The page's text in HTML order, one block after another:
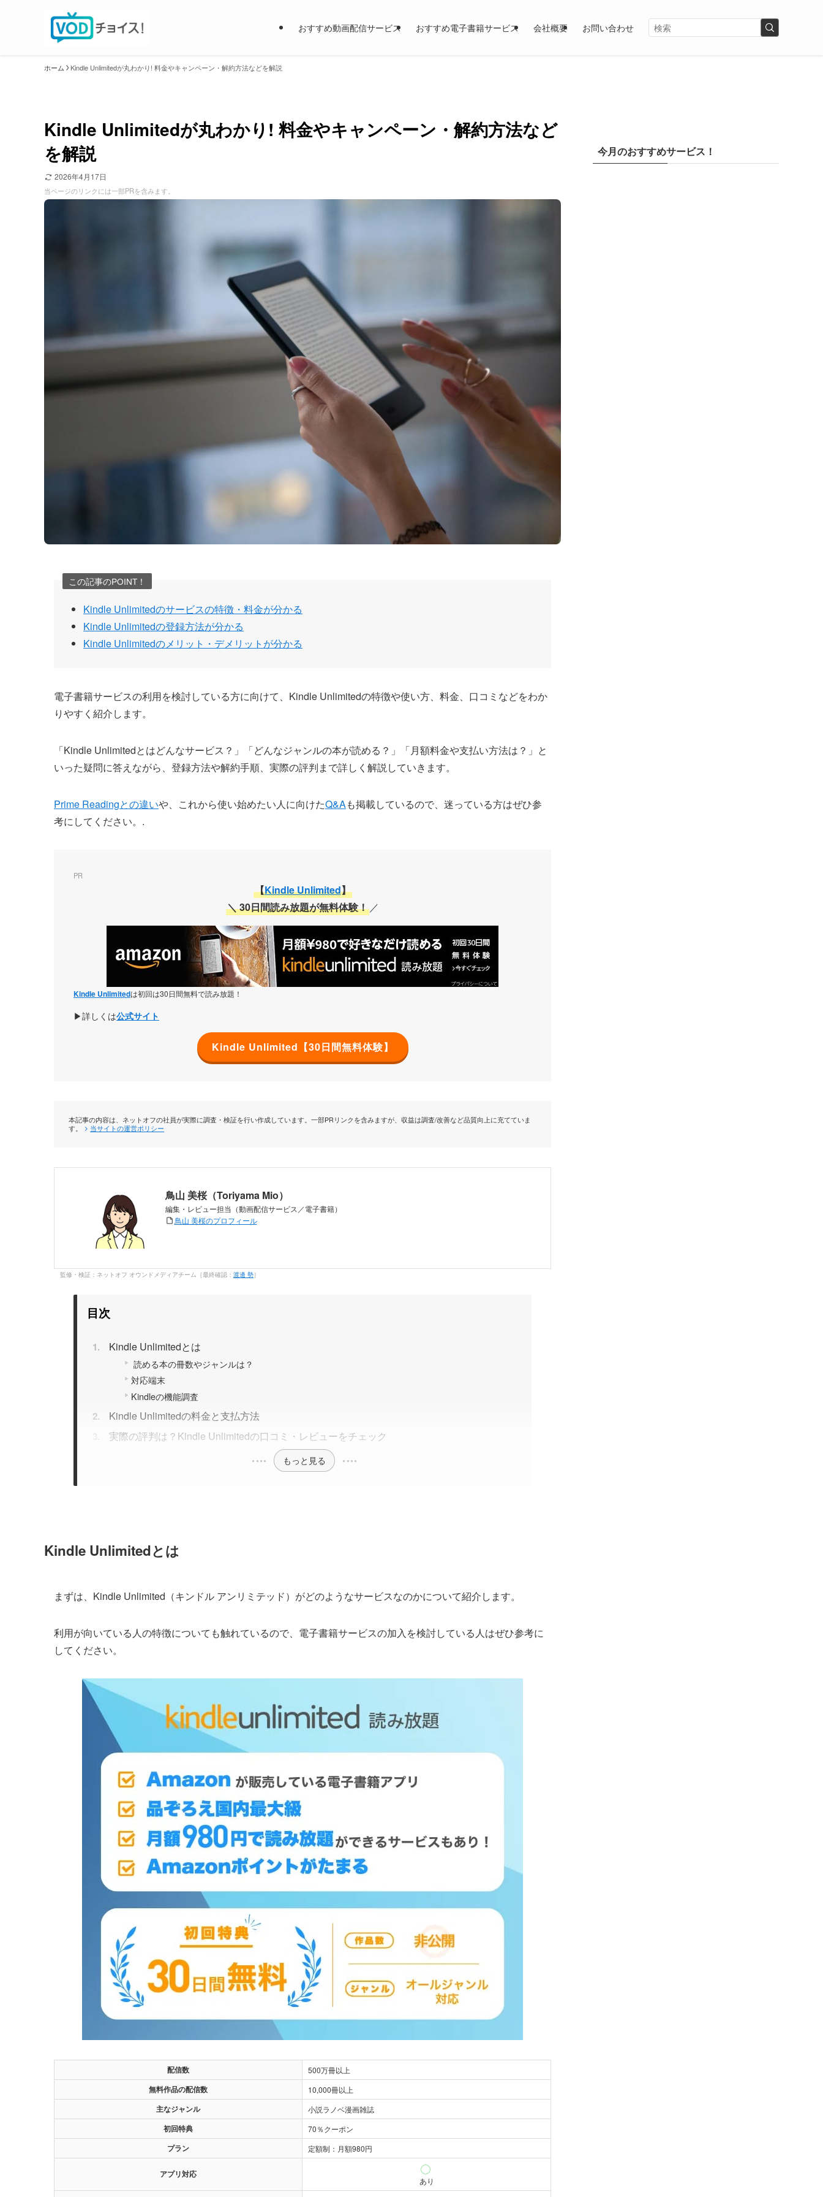
おすすめ動画配信サービス おすすめ電子書籍サービス 会社概要 お問い合わせ
ホーム Kindle Unlimitedが丸わかり! 料金やキャンペーン・解約方法などを解説
Kindle Unlimitedが丸わかり! 料金やキャンペーン・解約方法など
を解説
2026年4月17日
当ページのリンクには一部PRを含みます。
この記事のPOINT！
Kindle Unlimitedのサービスの特徴・料金が分かる
Kindle Unlimitedの登録方法が分かる
Kindle Unlimitedのメリット・デメリットが分かる
電子書籍サービスの利用を検討している方に向けて、Kindle Unlimitedの特徴や使い方、料金、口コミなどをわか
りやすく紹介します。
「Kindle Unlimitedとはどんなサービス？」「どんなジャンルの本が読める？」「月額料金や支払い方法は？」と
いった疑問に答えながら、登録方法や解約手順、実際の評判まで詳しく解説していきます。
Prime Readingとの違いや、これから使い始めたい人に向けたQ&Aも掲載しているので、迷っている方はぜひ参
考にしてください。.
PR
【Kindle Unlimited】
＼30日間読み放題が無料体験！ ／
Kindle Unlimitedは初回は30日間無料で読み放題！
▶詳しくは公式サイト
Kindle Unlimited【30日間無料体験】
本記事の内容は、ネットオフの社員が実際に調査・検証を行い作成しています。一部PRリンクを含みますが、収益は調査/改善など品質向上に充てていま
す。
当サイトの運営ポリシー
鳥山 美桜（Toriyama Mio）
編集・レビュー担当（動画配信サービス／電子書籍）
鳥山 美桜のプロフィール
監修・検証：ネットオフ オウンドメディアチーム［最終確認： 渡邊 勢］
目次
Kindle Unlimitedとは
読める本の冊数やジャンルは？
対応端末
Kindleの機能調査
Kindle Unlimitedの料金と支払方法
実際の評判は？Kindle Unlimitedの口コミ・レビューをチェック
もっと見る
Kindle Unlimitedとは
まずは、Kindle Unlimited（キンドル アンリミテッド）がどのようなサービスなのかについて紹介します。
利用が向いている人の特徴についても触れているので、電子書籍サービスの加入を検討している人はぜひ参考に
してください。
配信数 500万冊以上
無料作品の配信数 10,000冊以上
主なジャンル 小説ラノベ漫画雑誌
初回特典 70％クーポン
プラン 定額制：月額980円
アプリ対応
あり
今月のおすすめサービス！